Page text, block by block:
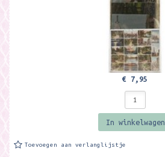
€ 7,95
In winkelwagen
Toevoegen aan verlanglijstje